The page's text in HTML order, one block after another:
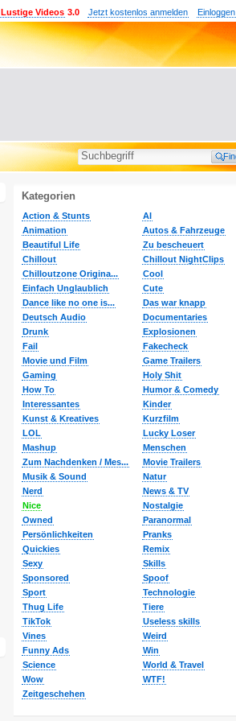
Einloggen
Jetzt kostenlos anmelden
Lustige Videos 3.0
Kategorien
Action & Stunts
AI
Animation
Autos & Fahrzeuge
Beautiful Life
Zu bescheuert
Chillout
Chillout NightClips
Chilloutzone Origina...
Cool
Einfach Unglaublich
Cute
Dance like no one is...
Das war knapp
Deutsch Audio
Documentaries
Drunk
Explosionen
Fail
Fakecheck
Movie und Film
Game Trailers
Gaming
Holy Shit
How To
Humor & Comedy
Interessantes
Kinder
Kunst & Kreatives
Kurzfilm
LOL
Lucky Loser
Mashup
Menschen
Zum Nachdenken / Mes...
Movie Trailers
Musik & Sound
Natur
Nerd
News & TV
Nice
Nostalgie
Owned
Paranormal
Persönlichkeiten
Pranks
Quickies
Remix
Sexy
Skills
Sponsored
Spoof
Sport
Technologie
Thug Life
Tiere
TikTok
Useless skills
Vines
Weird
Funny Ads
Win
Science
World & Travel
Wow
WTF!
Zeitgeschehen